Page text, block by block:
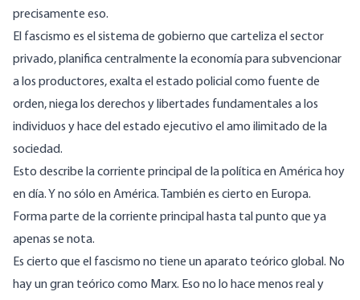
precisamente eso.
El fascismo es el sistema de gobierno que carteliza el sector
privado, planifica centralmente la economía para subvencionar
a los productores, exalta el estado policial como fuente de
orden, niega los derechos y libertades fundamentales a los
individuos y hace del estado ejecutivo el amo ilimitado de la
sociedad.
Esto describe la corriente principal de la política en América hoy
en día. Y no sólo en América. También es cierto en Europa.
Forma parte de la corriente principal hasta tal punto que ya
apenas se nota.
Es cierto que el fascismo no tiene un aparato teórico global. No
hay un gran teórico como Marx. Eso no lo hace menos real y